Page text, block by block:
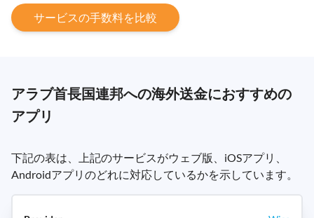
サービスの手数料を比較
アラブ首長国連邦への海外送金におすすめの
アプリ
下記の表は、上記のサービスがウェブ版、iOSアプリ、
Androidアプリのどれに対応しているかを示しています。